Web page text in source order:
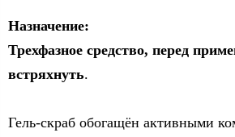
Назначение:
Трехфазное средство, перед
встряхнуть.
Гель-скраб обогащён активными